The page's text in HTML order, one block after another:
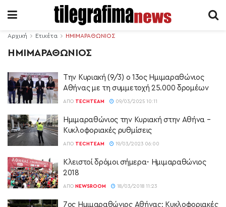
Αρχική Ετικέτα ΗΜΙΜΑΡΑΘΩΝΙΟΣ
ΗΜΙΜΑΡΑΘΩΝΙΟΣ
Την Κυριακή (9/3) ο 13ος Ημιμαραθώνιος
Αθήνας με τη συμμετοχή 25.000 δρομέων
ΑΠΌ TECHTEAM 09/03/2025 10:11
Ημιμαραθώνιος την Κυριακή στην Αθήνα –
Κυκλοφοριακές ρυθμίσεις
ΑΠΌ TECHTEAM 19/03/2023 06:00
Κλειστοί δρόμοι σήμερα- Ημιμαραθώνιος
2018
ΑΠΌ NEWSROOM 18/03/2018 11:23
7ος Ημιμαραθώνιος Αθήνας: Kυκλοφοριακές